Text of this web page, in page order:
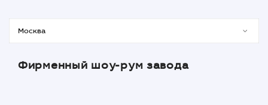
Фирменный шоу-рум завода